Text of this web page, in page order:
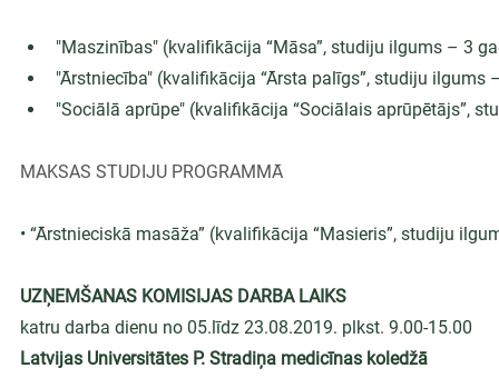
"Maszinības" (kvalifikācija “Māsa”, studiju ilgums – 3
"Ārstniecība" (kvalifikācija “Ārsta palīgs”, studiju ilgums
"Sociālā aprūpe" (kvalifikācija “Sociālais aprūpētājs”,
MAKSAS STUDIJU PROGRAMMĀ
• “Ārstnieciskā masāža” (kvalifikācija “Masieris”, studiju
UZŅEMŠANAS KOMISIJAS DARBA LAIKS
katru darba dienu no 05.līdz 23.08.2019. plkst. 9.00-15.00
Latvijas Universitātes P. Stradiņa medicīnas koledžā